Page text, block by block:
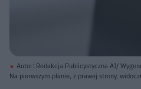
Autor: Redakcja Publicystyczna AI/
Na pierwszym planie, z prawej strony,